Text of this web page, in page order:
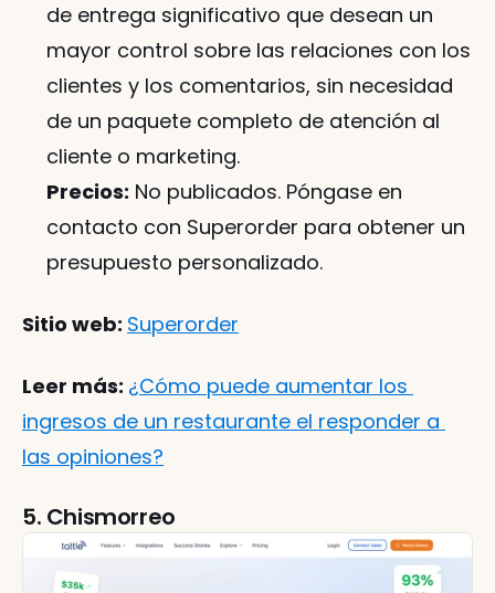
de entrega significativo que desean un
mayor control sobre las relaciones con los
clientes y los comentarios, sin necesidad
de un paquete completo de atención al
cliente o marketing.
Precios: No publicados. Póngase en
contacto con Superorder para obtener un
presupuesto personalizado.
Sitio web: Superorder
Leer más: ¿Cómo puede aumentar los
ingresos de un restaurante el responder a
las opiniones?
5. Chismorreo